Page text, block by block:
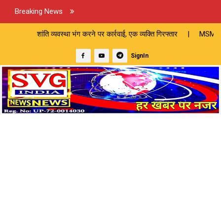
Breaking News
करने पर कार्रवाई, एक व्यक्ति गिरफ्तार | MSME जागरूकता कार्यक्रम
SignIn